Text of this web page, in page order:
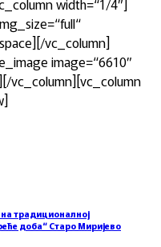
width=“1/4″]
vc_column]
image=“6610″
vc_column][vc_column
традиционалној
доба“ Старо Миријево